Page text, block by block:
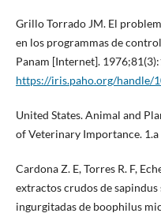
Grillo Torrado JM. El
en los programmas de
Panam [Internet].
https://iris.paho.org/handle/
United States. Animal and
of Veterinary Importance. 1.a
Cardona Z. E, Torres R. F,
extractos crudos de
ingurgitadas de boophilus